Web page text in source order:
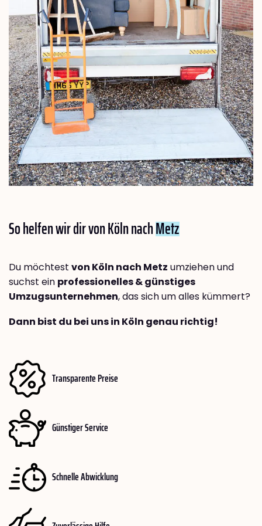
So helfen wir dir von Köln nachMetz
Du möchtest von Köln nach Metz umziehen und
suchst ein professionelles & günstiges
Umzugsunternehmen, das sich um alles kümmert?
Dann bist du bei uns in Köln genau richtig!
Transparente Preise
Günstiger Service
Schnelle Abwicklung